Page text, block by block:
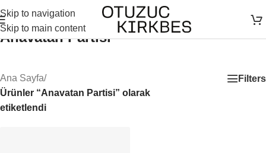
Skip to navigation
Skip to main content
Anavatan Partisi
Ana Sayfa/
Ürünler “Anavatan Partisi” olarak
etiketlendi
Filters